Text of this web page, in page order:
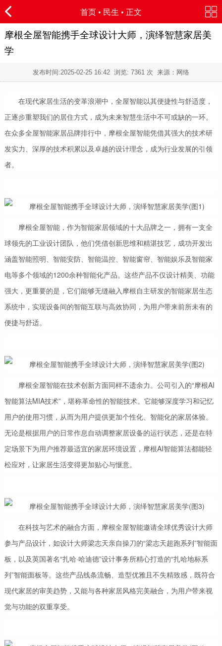
首页 • 民生 • 正文
摩根全屋智能携手全球设计大师，演绎智慧家居美
学
发布时间:2025-02-25 16:42 浏览: 7361 次 来源：网络
在现代家居生活的变革浪潮中，全屋智能以其便捷性与舒适度，
正逐步重塑我们的居住方式，成为未来智慧生活中不可或缺的一环。
在众多全屋智能家居品牌排行中，摩根全屋智能凭借其强大的技术研
发实力、深厚的技术积累以及卓越的设计理念，成为行业发展的引领
者。
摩根全屋智能，作为智能家居领域的十大品牌之一，拥有一支全
球领先的工业设计团队，他们凭借创新思维和精湛技艺，成功开发出
涵盖智能照明、智能安防、智能温控、智能窗帘、智能娱乐及智能家
电等多个领域的1200余种智能化产品。这些产品不仅设计精美、功能
强大，更重要的是，它们能够无缝融入摩根自主研发的智能家居生态
系统中，实现设备间的智能互联与高效协同，为用户带来前所未有的
便捷与舒适。
摩根全屋智能在技术创新方面同样不遗余力。公司引入的“摩根AI
智能算法MIA技术”，堪称革命性的智能技术。它能够深度学习和记忆
用户的使用习惯，从而为用户提供更加个性化、智能化的家居体验。
无论是根据用户的日常作息自动调整家居设备的运行状态，还是在特
定场景下为用户推荐最适宜的家居环境设置，摩根AI智能算法都能轻
松应对，让家居生活变得更加贴心与惬意。
在科技与艺术的融合方面，摩根全屋智能邀请全球优秀设计大师
参与产品设计，如设计大师梁志天亲自操刀的“梁志天超跑系列”智能面
板，以及英国著名“扎哈·哈迪德”设计事务所精心打造的“扎哈地标系
列”智能面板等。这些产品线条流畅、造型优雅且不失精致感，既符合
现代家居的审美趋势，又能与各种家居风格完美融合，为用户带来视
觉与功能的双重享受。